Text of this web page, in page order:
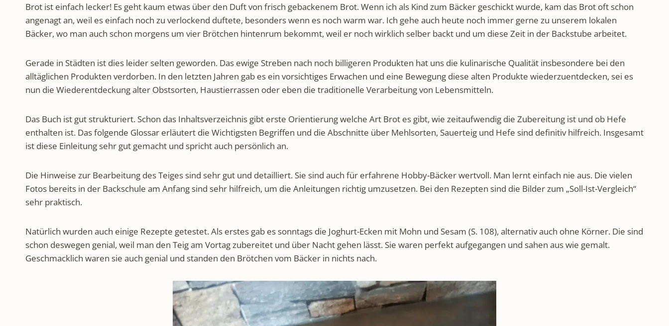
Brot ist einfach lecker! Es geht kaum etwas über den Duft von frisch gebackenem Brot. Wenn ich als Kind zum Bäcker geschickt wurde, kam das Brot oft schon
angenagt an, weil es einfach noch zu verlockend duftete, besonders wenn es noch warm war. Ich gehe auch heute noch immer gerne zu unserem lokalen
Bäcker, wo man auch schon morgens um vier Brötchen hintenrum bekommt, weil er noch wirklich selber backt und um diese Zeit in der Backstube arbeitet.
Gerade in Städten ist dies leider selten geworden. Das ewige Streben nach noch billigeren Produkten hat uns die kulinarische Qualität insbesondere bei den
alltäglichen Produkten verdorben. In den letzten Jahren gab es ein vorsichtiges Erwachen und eine Bewegung diese alten Produkte wiederzuentdecken, sei es
nun die Wiederentdeckung alter Obstsorten, Haustierrassen oder eben die traditionelle Verarbeitung von Lebensmitteln.
Das Buch ist gut strukturiert. Schon das Inhaltsverzeichnis gibt erste Orientierung welche Art Brot es gibt, wie zeitaufwendig die Zubereitung ist und ob Hefe
enthalten ist. Das folgende Glossar erläutert die Wichtigsten Begriffen und die Abschnitte über Mehlsorten, Sauerteig und Hefe sind definitiv hilfreich. Insgesamt
ist diese Einleitung sehr gut gemacht und spricht auch persönlich an.
Die Hinweise zur Bearbeitung des Teiges sind sehr gut und detailliert. Sie sind auch für erfahrene Hobby-Bäcker wertvoll. Man lernt einfach nie aus. Die vielen
Fotos bereits in der Backschule am Anfang sind sehr hilfreich, um die Anleitungen richtig umzusetzen. Bei den Rezepten sind die Bilder zum „Soll-Ist-Vergleich“
sehr praktisch.
Natürlich wurden auch einige Rezepte getestet. Als erstes gab es sonntags die Joghurt-Ecken mit Mohn und Sesam (S. 108), alternativ auch ohne Körner. Die sind
schon deswegen genial, weil man den Teig am Vortag zubereitet und über Nacht gehen lässt. Sie waren perfekt aufgegangen und sahen aus wie gemalt.
Geschmacklich waren sie auch genial und standen den Brötchen vom Bäcker in nichts nach.